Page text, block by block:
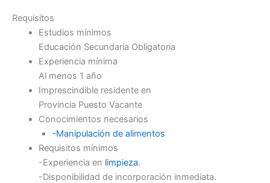
Requisitos
Estudios mínimos
Educación Secundaria Obligatoria
Experiencia mínima
Al menos 1 año
Imprescindible residente en
Provincia Puesto Vacante
Conocimientos necesarios
-Manipulación de alimentos
Requisitos mínimos
-Experiencia en limpieza.
-Disponibilidad de incorporación inmediata.